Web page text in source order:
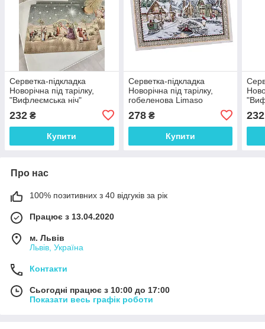
Серветка-підкладка
Новорічна під тарілку,
"Вифлеємська ніч"
232 ₴
Купити
Серветка-підкладка
Новорічна під тарілку,
гобеленова Limaso
278₴
Купити
232
Про нас
100% позитивних з 40 відгуків за рік
Працює з 13.04.2020
м. Львів
Львів, Україна
Контакти
Сьогодні працює з 10:00 до 17:00
Показати весь графік роботи